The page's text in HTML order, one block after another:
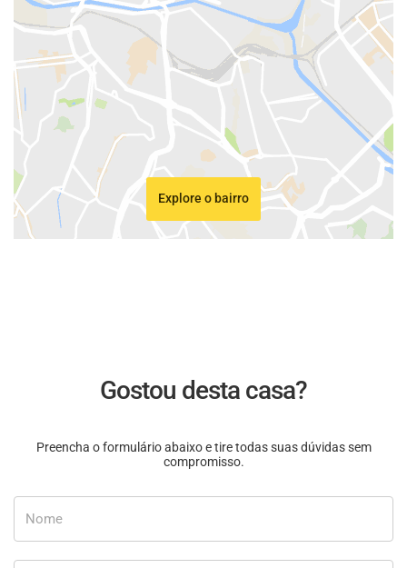
Explore o bairro
Gostou desta casa?
Preencha o formulário abaixo e tire todas suas dúvidas sem
compromisso.